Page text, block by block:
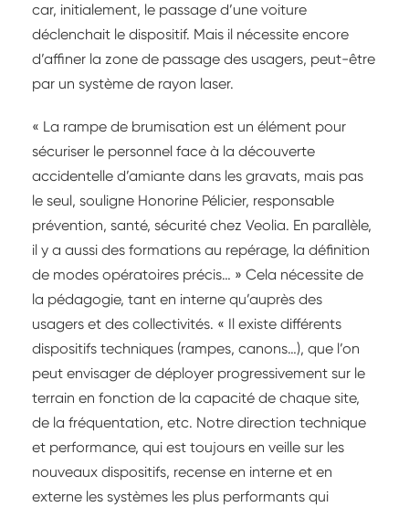
car, initialement, le passage d’une voiture
déclenchait le dispositif. Mais il nécessite encore
d’affiner la zone de passage des usagers, peut-être
par un système de rayon laser.
« La rampe de brumisation est un élément pour
sécuriser le personnel face à la découverte
accidentelle d’amiante dans les gravats, mais pas
le seul, souligne Honorine Pélicier, responsable
prévention, santé, sécurité chez Veolia. En parallèle,
il y a aussi des formations au repérage, la définition
de modes opératoires précis… » Cela nécessite de
la pédagogie, tant en interne qu’auprès des
usagers et des collectivités. « Il existe différents
dispositifs techniques (rampes, canons…), que l’on
peut envisager de déployer progressivement sur le
terrain en fonction de la capacité de chaque site,
de la fréquentation, etc. Notre direction technique
et performance, qui est toujours en veille sur les
nouveaux dispositifs, recense en interne et en
externe les systèmes les plus performants qui